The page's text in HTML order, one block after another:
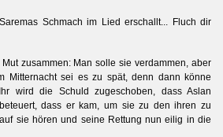
Schmach im Lied erschallt... Fluch dir
zusammen: Man solle sie verdammen, aber
Mitternacht sei es zu spät, denn dann könne
wird die Schuld zugeschoben, dass Aslan
dass er kam, um sie zu den ihren zu
sie hören und seine Rettung nun eilig in die